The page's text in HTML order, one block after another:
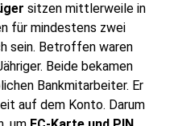
sitzen mittlerweile in
für mindestens zwei
sein. Betroffen waren
Beide bekamen
Bankmitarbeiter. Er
auf dem Konto. Darum